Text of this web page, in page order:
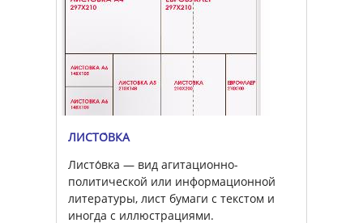
ЛИСТО́ВКА
Листо́вка — вид агитационно-
политической или информационной
литературы, лист бумаги с текстом и
иногда с иллюстрациями.